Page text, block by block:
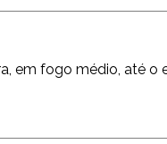
em fogo médio, até